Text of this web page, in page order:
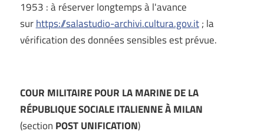
1953 : à réserver longtemps à l'avance
surhttps://salastudio-archivi.cultura.gov.it; la
vérification des données sensibles est prévue.
COUR MILITAIRE POUR LA MARINE DE LA
RÉPUBLIQUE SOCIALE ITALIENNE À MILAN
(section POST UNIFICATION)